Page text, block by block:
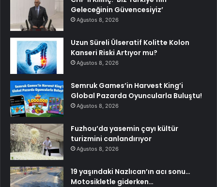
Geleceğinin Güvencesiyiz’
Ağustos 8, 2026
Uzun Süreli Ülseratif Kolitte Kolon
Kanseri Riski Artıyor mu?
Ağustos 8, 2026
Semruk Games’in Harvest King’i
Global Pazarda Oyuncularla Buluştu!
Ağustos 8, 2026
Fuzhou’da yasemin çayı kültür
turizmini canlandırıyor
Ağustos 8, 2026
19 yaşındaki Nazlıcan’ın acı sonu…
Motosikletle giderken…